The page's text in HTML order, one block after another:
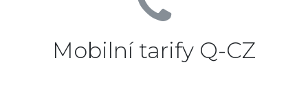
Mobilní tarify Q-CZ